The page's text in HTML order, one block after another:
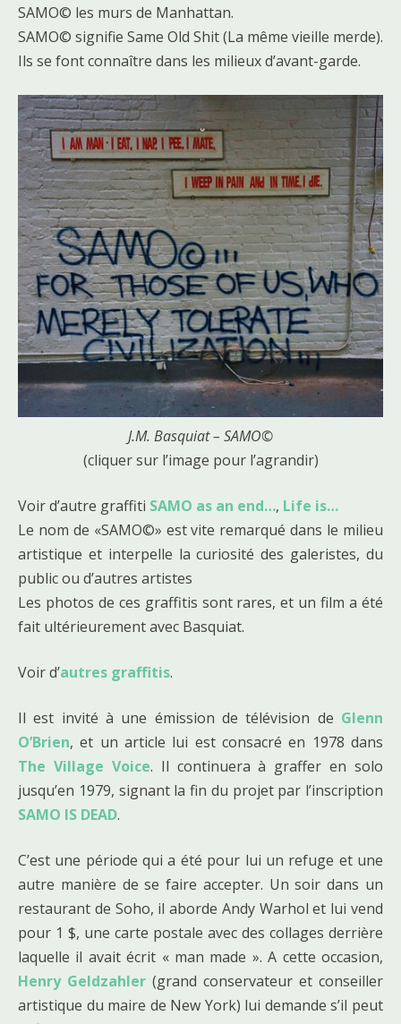
SAMO© les murs de Manhattan.
SAMO© signifie Same Old Shit (La même vieille merde).
Ils se font connaître dans les milieux d’avant-garde.
J.M. Basquiat – SAMO©
(cliquer sur l’image pour l’agrandir)
Voir d’autre graffiti SAMO as an end…, Life is…
Le nom de «SAMO©» est vite remarqué dans le milieu
artistique et interpelle la curiosité des galeristes, du
public ou d’autres artistes
Les photos de ces graffitis sont rares, et un film a été
fait ultérieurement avec Basquiat.
Voir d’autres graffitis.
Il est invité à une émission de télévision de Glenn
O’Brien, et un article lui est consacré en 1978 dans
The Village Voice. Il continuera à graffer en solo
jusqu’en 1979, signant la fin du projet par l’inscription
SAMO IS DEAD.
C’est une période qui a été pour lui un refuge et une
autre manière de se faire accepter. Un soir dans un
restaurant de Soho, il aborde Andy Warhol et lui vend
pour 1 $, une carte postale avec des collages derrière
laquelle il avait écrit « man made ». A cette occasion,
Henry Geldzahler (grand conservateur et conseiller
artistique du maire de New York) lui demande s’il peut